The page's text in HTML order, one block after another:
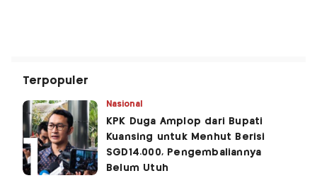
Terpopuler
Nasional
KPK Duga Amplop dari Bupati
Kuansing untuk Menhut Berisi
SGD14.000, Pengembaliannya
Belum Utuh